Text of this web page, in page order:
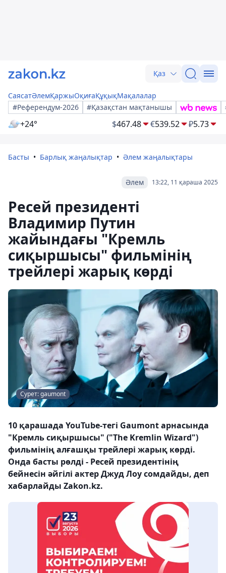
Қаз
СаясатӘлемҚаржыОқиғаҚұқықМақалалар
#Референдум-2026
#Қазақстан мақтанышы
+24° $467.48 €539.52 ₽5.73
Басты Барлық жаңалықтар Әлем жаңалықтары
13:22, 11 қараша 2025
Әлем
Ресей президенті
Владимир Путин
жайындағы "Кремль
сиқыршысы" фильмінің
трейлері жарық көрді
Сурет: gaumont
10 қарашада YouTube-тегі Gaumont арнасында
"Кремль сиқыршысы" ("The Kremlin Wizard")
фильмінің алғашқы трейлері жарық көрді.
Онда басты рөлді - Ресей президентінің
бейнесін әйгілі актер Джуд Лоу сомдайды, деп
хабарлайды Zakon.kz.